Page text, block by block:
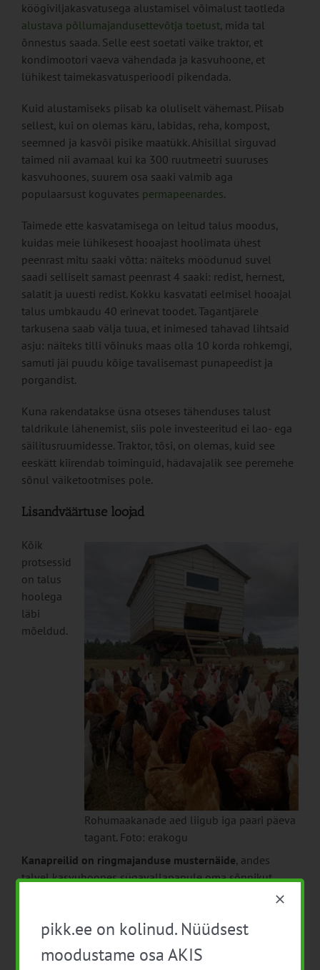
köögiviljakasvatusega alustamisel võimalust taotleda
alustava põllumajandusettevõtja toetust, mida tal
õnnestus saada. Selle eest soetati väike traktor, et
kondimootori vaeva vähendada ja kasvuhoone, et
lühikest taimekasvatusperioodi pikendada.
Kuid alustamiseks piisab ka oluliselt vähemast. Piisab
sellest, kui on olemas käru, labidas, reha, kompost,
seemned ja kasvõi pisike maatükk. Ahisillal sirguvad
taimed nii avamaal kui ka 300 ruutmeetri suuruses
kasvuhoones, suurem osa saaki valmib aga
populaarsust koguvates permapeenardes.
Taimede ette kasvatamisega on leitud talus moodus,
kuidas meie lühikesest hooajast hoolimata ühest
peenrast mitu saaki võtta: näiteks möödunud suvel
saadi selliselt samast peenrast 4 saaki: redist, hernest,
salatit ja uuesti redist. Kokku kasvatati eelmisel hooajal
talus umbkaudu 40 erinevat toodet. Tagantjärele
tarkusena saab välja tuua, et inimesed tahavad lihtsaid
asju: näiteks tilli võinuks maas olla 10 korda rohkemgi,
samuti jäi puudu kõige tavalisemast punapeedist ja
porgandist.
Kuna rakendatakse üsna otseses tähenduses talust
taldrikule lähenemist, siis pole investeeritud ei lao- ega
säilitusruumidesse. Traktor, tõsi, on olemas, kuid see
eeskätt kiirendab toiminguid, hädavajalik see peremehe
sõnul väiketootmises pole.
Lisandväärtuse loojad
Rohumaakanade aed liigub iga paari päeva
tagant. Foto: erakogu
Kõik
protsessid
on talus
hoolega
läbi
mõeldud.
Kanapreilid on ringmajanduse musternäide, andes
talvel kasvuhoones sügavallapanule oma sõnnikut
poetades suurepärase kompostimaterjali ja söövad ära
Söögiviljade kõrval kasvatatakse ka lihtsamaid lõikelilli,
mis pakuvad klientidele silmailu ja üllatuslikul kombel
pikk.ee on kolinud. Nüüdsest
moodustame osa AKIS